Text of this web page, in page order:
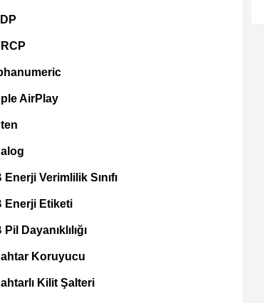
AirPlay
Enerji Verimlilik Sınıfı
Enerji Etiketi
Dayanıklılığı
Koruyucu
Kilit Şalteri